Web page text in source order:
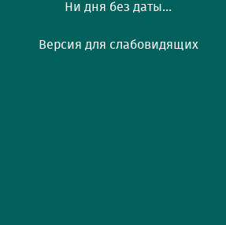
Ни дня без даты...
Версия для слабовидящих